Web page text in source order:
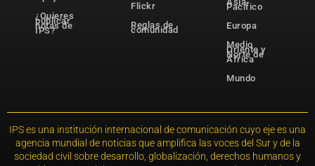
¿Quieres
publicar
notas de
IPS?
Flickr
Reglas de
comunidad
Pacífico
Europa
Medio
Oriente y
Norte de
África
Mundo
IPS es una institución internacional de comunicación cuyo eje es una
agencia mundial de noticias que amplifica las voces del Sur y de la
sociedad civil sobre desarrollo, globalización, derechos humanos y